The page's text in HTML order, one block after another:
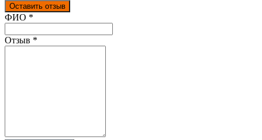
Оставить отзыв
Ваш отзыв был отправлен!
ФИО *
Отзыв *